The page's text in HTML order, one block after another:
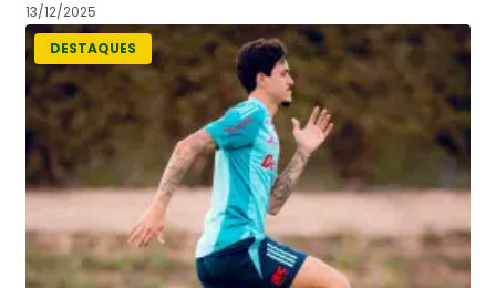
13/12/2025
DESTAQUES